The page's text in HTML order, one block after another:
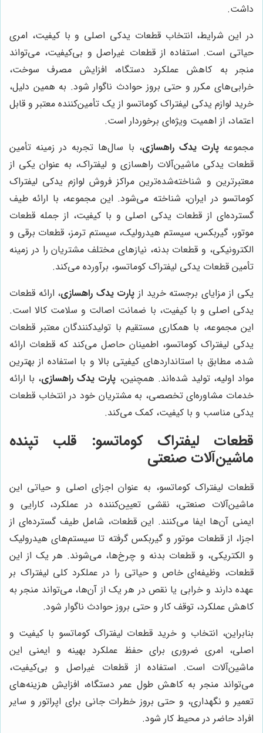
داشت.
در این شرایط، انتخاب قطعات یدکی اصلی و با کیفیت، امری
حیاتی است. استفاده از قطعات غیراصل و بی‌کیفیت، می‌تواند
منجر به کاهش عملکرد دستگاه، افزایش مصرف سوخت،
خرابی‌های مکرر و حتی بروز حوادث ناگوار شود. به همین دلیل،
خرید لوازم یدکی لیفتراک کوماتسو از یک تأمین‌کننده معتبر و قابل
اعتماد، از اهمیت ویژه‌ای برخوردار است.
مجموعهپارت یدک راهسازی، با سال‌ها تجربه در زمینه تأمین
قطعات یدکی ماشین‌آلات راهسازی و لیفتراک، به عنوان یکی از
معتبرترین و شناخته‌شده‌ترین مراکز فروش لوازم یدکی لیفتراک
کوماتسو در ایران، شناخته می‌شود. این مجموعه، با ارائه طیف
گسترده‌ای از قطعات یدکی اصلی و با کیفیت، از جمله قطعات
موتور، گیربکس، سیستم هیدرولیک، سیستم ترمز، قطعات برقی و
الکترونیکی، و قطعات بدنه، نیازهای مختلف مشتریان را در زمینه
تأمین قطعات یدکی لیفتراک کوماتسو، برآورده می‌کند.
یکی از مزایای برجسته خرید از پارت یدک راهسازی، ارائه قطعات
یدکی اصلی و با کیفیت، با ضمانت اصالت و سلامت کالا است.
این مجموعه، با همکاری مستقیم با تولیدکنندگان معتبر قطعات
یدکی لیفتراک کوماتسو، اطمینان حاصل می‌کند که قطعات ارائه
شده، مطابق با استانداردهای کیفیتی بالا و با استفاده از بهترین
مواد اولیه، تولید شده‌اند. همچنین، پارت یدک راهسازی، با ارائه
خدمات مشاوره‌ای تخصصی، به مشتریان خود در انتخاب قطعات
یدکی مناسب و با کیفیت، کمک می‌کند.
قطعات لیفتراک کوماتسو: قلب تپنده
ماشین‌آلات صنعتی
قطعات لیفتراک کوماتسو، به عنوان اجزای اصلی و حیاتی این
ماشین‌آلات صنعتی، نقشی تعیین‌کننده در عملکرد، کارایی و
ایمنی آن‌ها ایفا می‌کنند. این قطعات، شامل طیف گسترده‌ای از
اجزا، از قطعات موتور و گیربکس گرفته تا سیستم‌های هیدرولیک
و الکتریکی، و قطعات بدنه و چرخ‌ها، می‌شوند. هر یک از این
قطعات، وظیفه‌ای خاص و حیاتی را در عملکرد کلی لیفتراک بر
عهده دارند و خرابی یا نقص در هر یک از آن‌ها، می‌تواند منجر به
کاهش عملکرد، توقف کار و حتی بروز حوادث ناگوار شود.
بنابراین، انتخاب و خرید قطعات لیفتراک کوماتسو با کیفیت و
اصلی، امری ضروری برای حفظ عملکرد بهینه و ایمنی این
ماشین‌آلات است. استفاده از قطعات غیراصل و بی‌کیفیت،
می‌تواند منجر به کاهش طول عمر دستگاه، افزایش هزینه‌های
تعمیر و نگهداری، و حتی بروز خطرات جانی برای اپراتور و سایر
افراد حاضر در محیط کار شود.